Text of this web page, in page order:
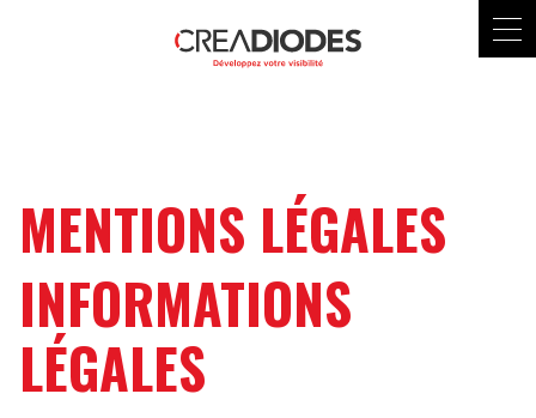
MENTIONS LÉGALES
INFORMATIONS
LÉGALES